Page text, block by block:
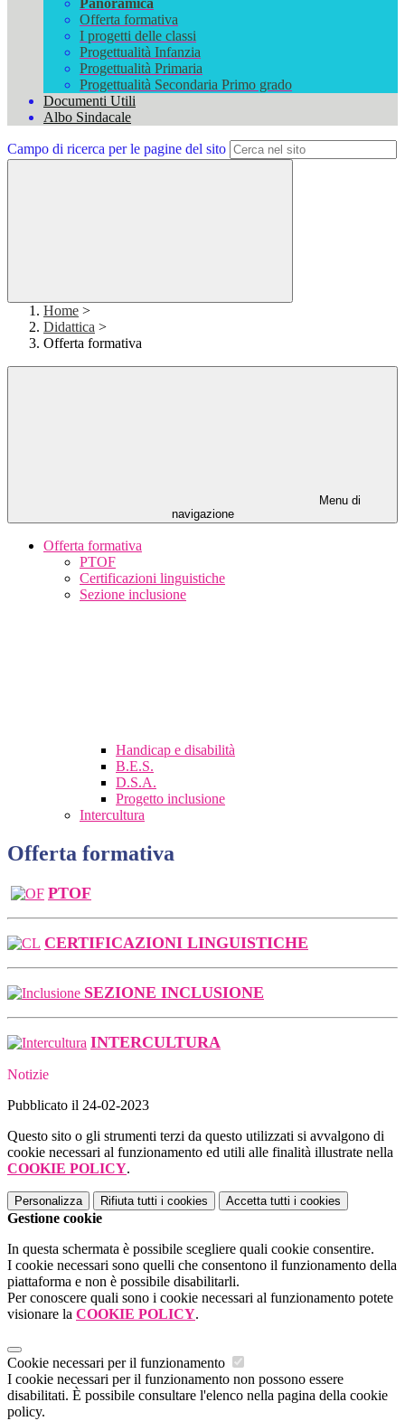
Panoramica
Offerta formativa
I progetti delle classi
Progettualità Infanzia
Progettualità Primaria
Progettualità Secondaria Primo grado
Documenti Utili
Albo Sindacale
Campo di ricerca per le pagine del sito
Home >
Didattica >
Offerta formativa
Menu di
navigazione
Offerta formativa
PTOF
Certificazioni linguistiche
Sezione inclusione
Handicap e disabilità
B.E.S.
D.S.A.
Progetto inclusione
Intercultura
Offerta formativa
PTOF
CERTIFICAZIONI LINGUISTICHE
SEZIONE INCLUSIONE
INTERCULTURA
Notizie
Pubblicato il 24-02-2023
Questo sito o gli strumenti terzi da questo utilizzati si avvalgono di
cookie necessari al funzionamento ed utili alle finalità illustrate nella
COOKIE POLICY.
Personalizza Rifiuta tutti i cookies Accetta tutti i cookies
Gestione cookie
In questa schermata è possibile scegliere quali cookie consentire.
I cookie necessari sono quelli che consentono il funzionamento della
piattaforma e non è possibile disabilitarli.
Per conoscere quali sono i cookie necessari al funzionamento potete
visionare la COOKIE POLICY.
Cookie necessari per il funzionamento
I cookie necessari per il funzionamento non possono essere
disabilitati. È possibile consultare l'elenco nella pagina della cookie
policy.